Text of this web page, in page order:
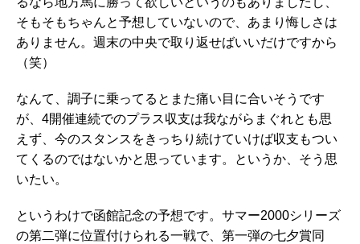
そもそもちゃんと予想していないので、あまり悔しさは
ありません。週末の中央で取り返せばいいだけですから
（笑）
なんて、調子に乗ってるとまた痛い目に合いそうです
が、4開催連続でのプラス収支は我ながらまぐれとも思
えず、今のスタンスをきっちり続けていけば収支もつい
てくるのではないかと思っています。というか、そう思
いたい。
というわけで函館記念の予想です。サマー2000シリーズ
の第二弾に位置付けられる一戦で、第一弾の七夕賞同